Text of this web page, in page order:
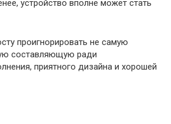
устройство вполне может стать
проигнорировать не самую
составляющую ради
приятного дизайна и хорошей